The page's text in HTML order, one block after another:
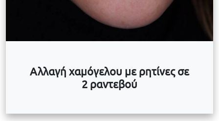
Αλλαγή χαμόγελου με ρητίνες σε
2 ραντεβού